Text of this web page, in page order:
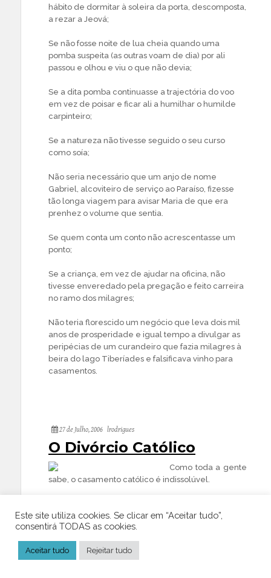
hábito de dormitar à soleira da porta, descomposta,
a rezar a Jeová;
Se não fosse noite de lua cheia quando uma
pomba suspeita (as outras voam de dia) por ali
passou e olhou e viu o que não devia;
Se a dita pomba continuasse a trajectória do voo
em vez de poisar e ficar ali a humilhar o humilde
carpinteiro;
Se a natureza não tivesse seguido o seu curso
como soía;
Não seria necessário que um anjo de nome
Gabriel, alcoviteiro de serviço ao Paraíso, fizesse
tão longa viagem para avisar Maria de que era
prenhez o volume que sentia.
Se quem conta um conto não acrescentasse um
ponto;
Se a criança, em vez de ajudar na oficina, não
tivesse enveredado pela pregação e feito carreira
no ramo dos milagres;
Não teria florescido um negócio que leva dois mil
anos de prosperidade e igual tempo a divulgar as
peripécias de um curandeiro que fazia milagres à
beira do lago Tiberíades e falsificava vinho para
casamentos.
27 de Julho, 2006 lrodrigues
O Divórcio Católico
Como toda a gente
sabe, o casamento católico é indissolúvel.
questão que a Igreja Católica permita a
dissolução por divórcio de um casamento
celebrado canonicamente.
Ou seja, numa escala de valores, mesmo
Este site utiliza cookies. Se clicar em “Aceitar tudo”,
consentirá TODAS as cookies.
Aceitar tudo Rejeitar tudo